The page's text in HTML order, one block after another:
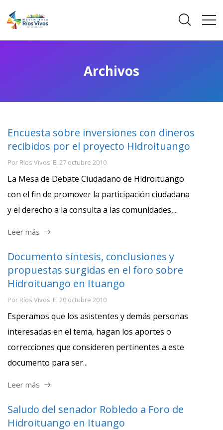
Archivos
Encuesta sobre inversiones con dineros
recibidos por el proyecto Hidroituango
Por Ríos Vivos El 27 octubre 2010
La Mesa de Debate Ciudadano de Hidroituango
con el fin de promover la participación ciudadana
y el derecho a la consulta a las comunidades,...
Leer más
Documento síntesis, conclusiones y
propuestas surgidas en el foro sobre
Hidroituango en Ituango
Por Ríos Vivos El 20 octubre 2010
Esperamos que los asistentes y demás personas
interesadas en el tema, hagan los aportes o
correcciones que consideren pertinentes a este
documento para ser...
Leer más
Saludo del senador Robledo a Foro de
Hidroituango en Ituango